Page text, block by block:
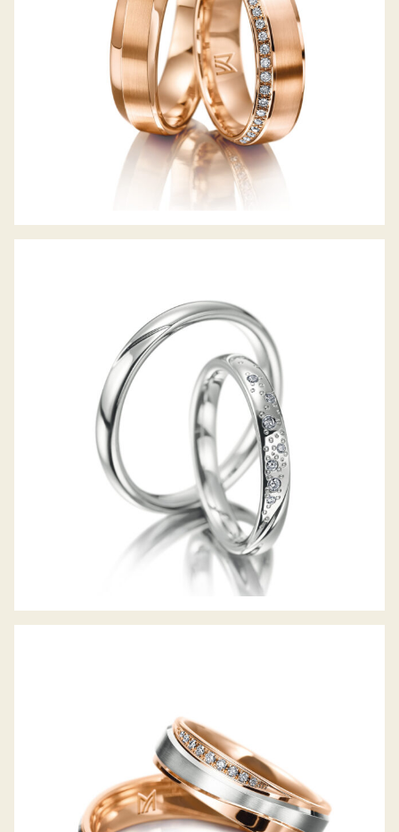
MEISTER TRAURINGE SYMBOLICS
MEISTER TRAURINGE PHANTASTICS